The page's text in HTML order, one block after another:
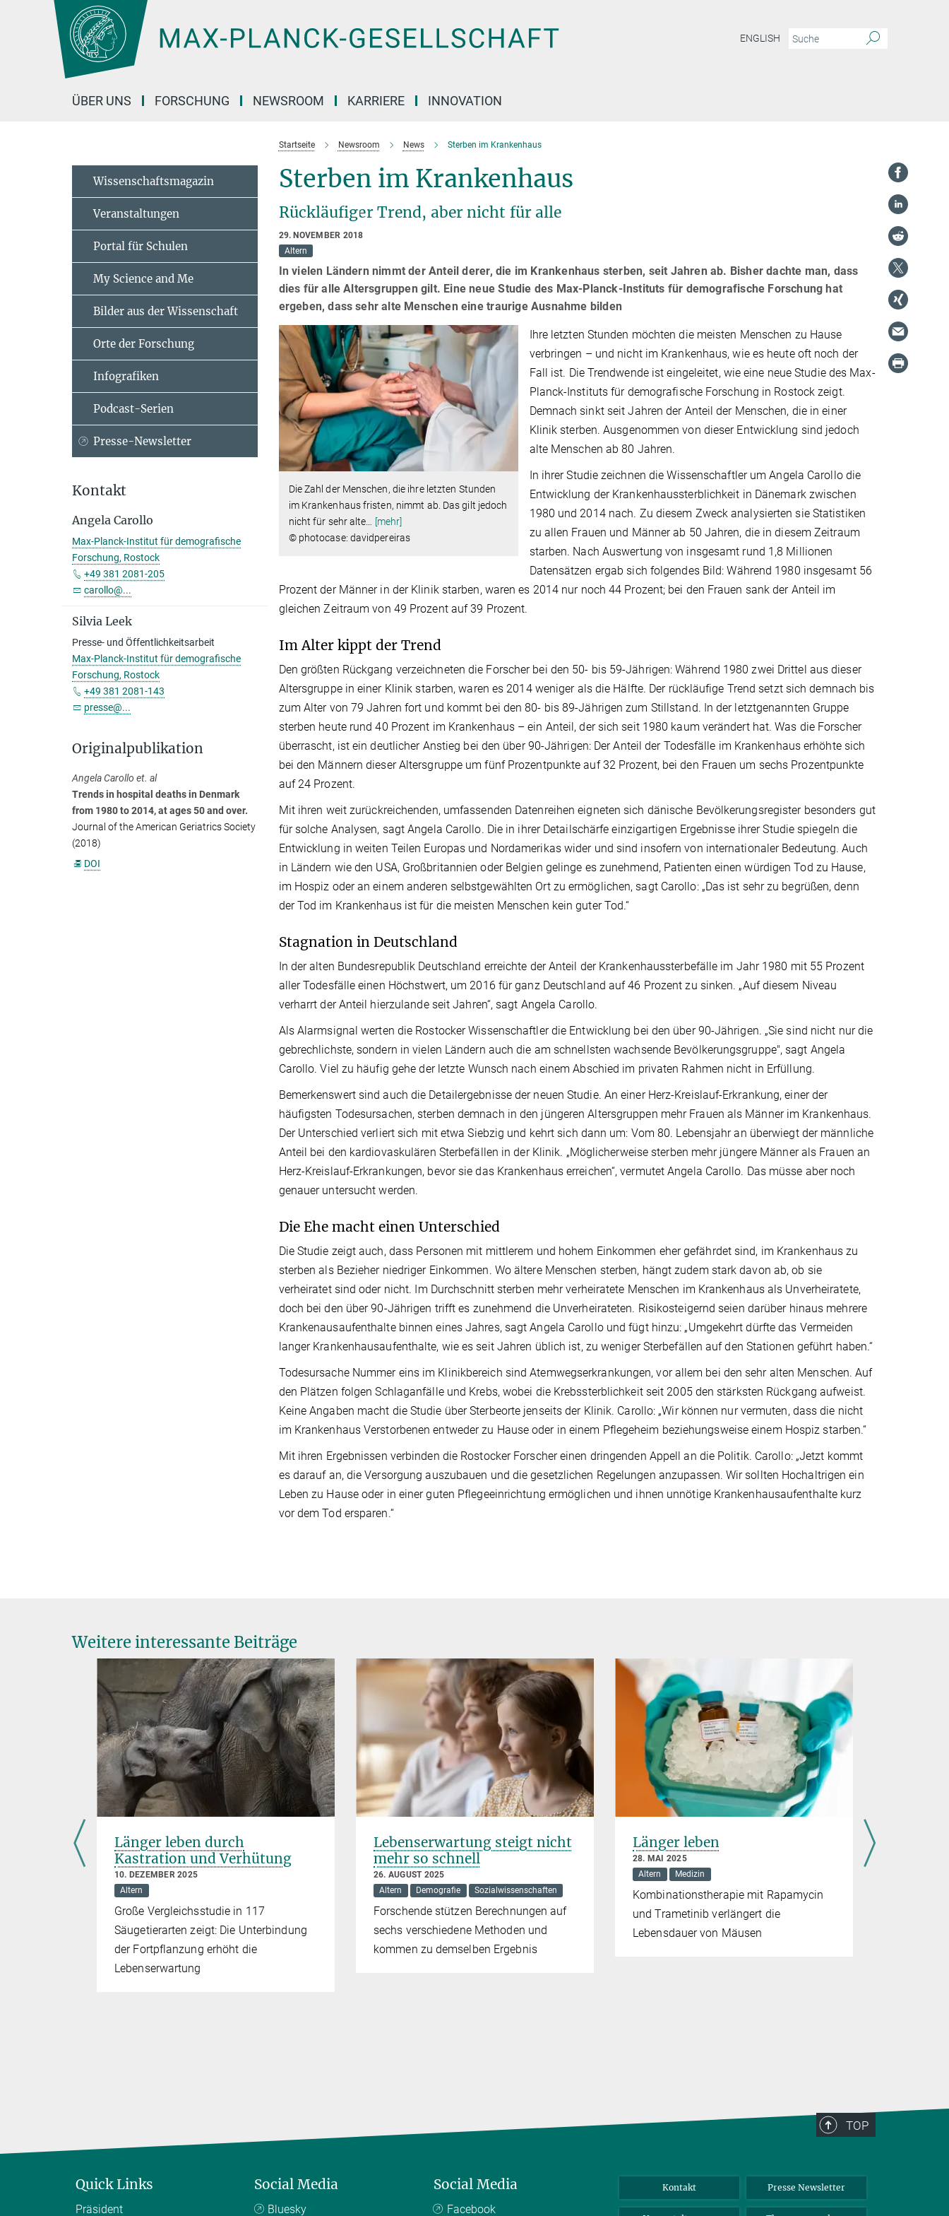
Hauptinhalt
ENGLISH
ÜBER UNS FORSCHUNG NEWSROOM KARRIERE INNOVATION
Startseite Newsroom News Sterben im Krankenhaus
Sterben im Krankenhaus
Rückläufiger Trend, aber nicht für alle
29. NOVEMBER 2018
Altern
In vielen Ländern nimmt der Anteil derer, die im Krankenhaus sterben, seit Jahren ab. Bisher dachte man, dass
dies für alle Altersgruppen gilt. Eine neue Studie des Max-Planck-Instituts für demografische Forschung hat
ergeben, dass sehr alte Menschen eine traurige Ausnahme bilden
Die Zahl der Menschen, die ihre letzten Stunden
im Krankenhaus fristen, nimmt ab. Das gilt jedoch
nicht für sehr alte
[mehr]
© photocase: davidpereiras
Ihre letzten Stunden möchten die meisten Menschen zu Hause
verbringen – und nicht im Krankenhaus, wie es heute oft noch der
Fall ist. Die Trendwende ist eingeleitet, wie eine neue Studie des Max-
Planck-Instituts für demografische Forschung in Rostock zeigt.
Demnach sinkt seit Jahren der Anteil der Menschen, die in einer
Klinik sterben. Ausgenommen von dieser Entwicklung sind jedoch
alte Menschen ab 80 Jahren.
In ihrer Studie zeichnen die Wissenschaftler um Angela Carollo die
Entwicklung der Krankenhaussterblichkeit in Dänemark zwischen
1980 und 2014 nach. Zu diesem Zweck analysierten sie Statistiken
zu allen Frauen und Männer ab 50 Jahren, die in diesem Zeitraum
starben. Nach Auswertung von insgesamt rund 1,8 Millionen
Datensätzen ergab sich folgendes Bild: Während 1980 insgesamt 56
Prozent der Männer in der Klinik starben, waren es 2014 nur noch 44 Prozent; bei den Frauen sank der Anteil im
gleichen Zeitraum von 49 Prozent auf 39 Prozent.
Im Alter kippt der Trend
Den größten Rückgang verzeichneten die Forscher bei den 50- bis 59-Jährigen: Während 1980 zwei Drittel aus dieser
Altersgruppe in einer Klinik starben, waren es 2014 weniger als die Hälfte. Der rückläufige Trend setzt sich demnach bis
zum Alter von 79 Jahren fort und kommt bei den 80- bis 89-Jährigen zum Stillstand. In der letztgenannten Gruppe
sterben heute rund 40 Prozent im Krankenhaus – ein Anteil, der sich seit 1980 kaum verändert hat. Was die Forscher
überrascht, ist ein deutlicher Anstieg bei den über 90-Jährigen: Der Anteil der Todesfälle im Krankenhaus erhöhte sich
bei den Männern dieser Altersgruppe um fünf Prozentpunkte auf 32 Prozent, bei den Frauen um sechs Prozentpunkte
auf 24 Prozent.
Mit ihren weit zurückreichenden, umfassenden Datenreihen eigneten sich dänische Bevölkerungsregister besonders gut
für solche Analysen, sagt Angela Carollo. Die in ihrer Detailschärfe einzigartigen Ergebnisse ihrer Studie spiegeln die
Entwicklung in weiten Teilen Europas und Nordamerikas wider und sind insofern von internationaler Bedeutung. Auch
in Ländern wie den USA, Großbritannien oder Belgien gelinge es zunehmend, Patienten einen würdigen Tod zu Hause,
im Hospiz oder an einem anderen selbstgewählten Ort zu ermöglichen, sagt Carollo: „Das ist sehr zu begrüßen, denn
der Tod im Krankenhaus ist für die meisten Menschen kein guter Tod.“
Stagnation in Deutschland
In der alten Bundesrepublik Deutschland erreichte der Anteil der Krankenhaussterbefälle im Jahr 1980 mit 55 Prozent
aller Todesfälle einen Höchstwert, um 2016 für ganz Deutschland auf 46 Prozent zu sinken. „Auf diesem Niveau
verharrt der Anteil hierzulande seit Jahren“, sagt Angela Carollo.
Als Alarmsignal werten die Rostocker Wissenschaftler die Entwicklung bei den über 90-Jährigen. „Sie sind nicht nur die
gebrechlichste, sondern in vielen Ländern auch die am schnellsten wachsende Bevölkerungsgruppe", sagt Angela
Carollo. Viel zu häufig gehe der letzte Wunsch nach einem Abschied im privaten Rahmen nicht in Erfüllung.
Bemerkenswert sind auch die Detailergebnisse der neuen Studie. An einer Herz-Kreislauf-Erkrankung, einer der
häufigsten Todesursachen, sterben demnach in den jüngeren Altersgruppen mehr Frauen als Männer im Krankenhaus.
Der Unterschied verliert sich mit etwa Siebzig und kehrt sich dann um: Vom 80. Lebensjahr an überwiegt der männliche
Anteil bei den kardiovaskulären Sterbefällen in der Klinik. „Möglicherweise sterben mehr jüngere Männer als Frauen an
Herz-Kreislauf-Erkrankungen, bevor sie das Krankenhaus erreichen“, vermutet Angela Carollo. Das müsse aber noch
genauer untersucht werden.
Die Ehe macht einen Unterschied
Die Studie zeigt auch, dass Personen mit mittlerem und hohem Einkommen eher gefährdet sind, im Krankenhaus zu
sterben als Bezieher niedriger Einkommen. Wo ältere Menschen sterben, hängt zudem stark davon ab, ob sie
verheiratet sind oder nicht. Im Durchschnitt sterben mehr verheiratete Menschen im Krankenhaus als Unverheiratete,
doch bei den über 90-Jährigen trifft es zunehmend die Unverheirateten. Risikosteigernd seien darüber hinaus mehrere
Krankenausaufenthalte binnen eines Jahres, sagt Angela Carollo und fügt hinzu: „Umgekehrt dürfte das Vermeiden
langer Krankenhausaufenthalte, wie es seit Jahren üblich ist, zu weniger Sterbefällen auf den Stationen geführt haben.“
Todesursache Nummer eins im Klinikbereich sind Atemwegserkrankungen, vor allem bei den sehr alten Menschen. Auf
den Plätzen folgen Schlaganfälle und Krebs, wobei die Krebssterblichkeit seit 2005 den stärksten Rückgang aufweist.
Keine Angaben macht die Studie über Sterbeorte jenseits der Klinik. Carollo: „Wir können nur vermuten, dass die nicht
im Krankenhaus Verstorbenen entweder zu Hause oder in einem Pflegeheim beziehungsweise einem Hospiz starben.“
Mit ihren Ergebnissen verbinden die Rostocker Forscher einen dringenden Appell an die Politik. Carollo: „Jetzt kommt
es darauf an, die Versorgung auszubauen und die gesetzlichen Regelungen anzupassen. Wir sollten Hochaltrigen ein
Leben zu Hause oder in einer guten Pflegeeinrichtung ermöglichen und ihnen unnötige Krankenhausaufenthalte kurz
vor dem Tod ersparen.“
Wissenschaftsmagazin
Veranstaltungen
Portal für Schulen
My Science and Me
Bilder aus der Wissenschaft
Orte der Forschung
Infografiken
Podcast-Serien
Presse-Newsletter
Kontakt
Angela Carollo
Max-Planck-Institut für demografische
Forschung, Rostock
+49 381 2081-205
carollo@...
Silvia Leek
Presse- und Öffentlichkeitsarbeit
Max-Planck-Institut für demografische
Forschung, Rostock
+49 381 2081-143
presse@...
Originalpublikation
Angela Carollo et. al
Trends in hospital deaths in Denmark
from 1980 to 2014, at ages 50 and over.
Journal of the American Geriatrics Society
(2018)
DOI
Weitere interessante Beiträge
Länger leben durch
Kastration und Verhütung
10. DEZEMBER 2025
Altern
Große Vergleichsstudie in 117
Säugetierarten zeigt: Die Unterbindung
der Fortpflanzung erhöht die
Lebenserwartung
Lebenserwartung steigt nicht
mehr so schnell
26. AUGUST 2025
Altern
Demografie Sozialwissenschaften
Forschende stützen Berechnungen auf
sechs verschiedene Methoden und
kommen zu demselben Ergebnis
Länger leben
28. MAI 2025
Altern
Medizin
Kombinationstherapie mit Rapamycin
und Trametinib verlängert die
Lebensdauer von Mäusen
TOP
Quick Links
Präsident
Social Media
Bluesky
Social Media
Facebook
Kontakt Presse Newsletter